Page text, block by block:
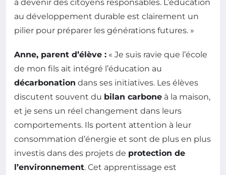
à devenir des citoyens responsables. L’éducation
au développement durable est clairement un
pilier pour préparer les générations futures. »
Anne, parent d’élève : « Je suis ravie que l’école
de mon fils ait intégré l’éducation au
décarbonation dans ses initiatives. Les élèves
discutent souvent du bilan carbone à la maison,
et je sens un réel changement dans leurs
comportements. Ils portent attention à leur
consommation d’énergie et sont de plus en plus
investis dans des projets de protection de
l’environnement. Cet apprentissage est